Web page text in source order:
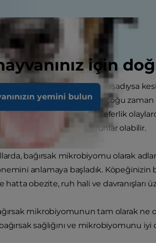
için
yemini bulun
önce sindirim sorunları yaşadıysa
oldukça yaygındır. Çoğu
düzelen tek seferlik
mikrobiyomdaki sorunlar olabilir.
bağırsak mikrobiyomu olarak
anlamaya başladık. Köpeğinizin
hatta obezite, ruh hali ve davranışları
mikrobiyomunun tam olarak
sağlığını ve mikrobiyomunu